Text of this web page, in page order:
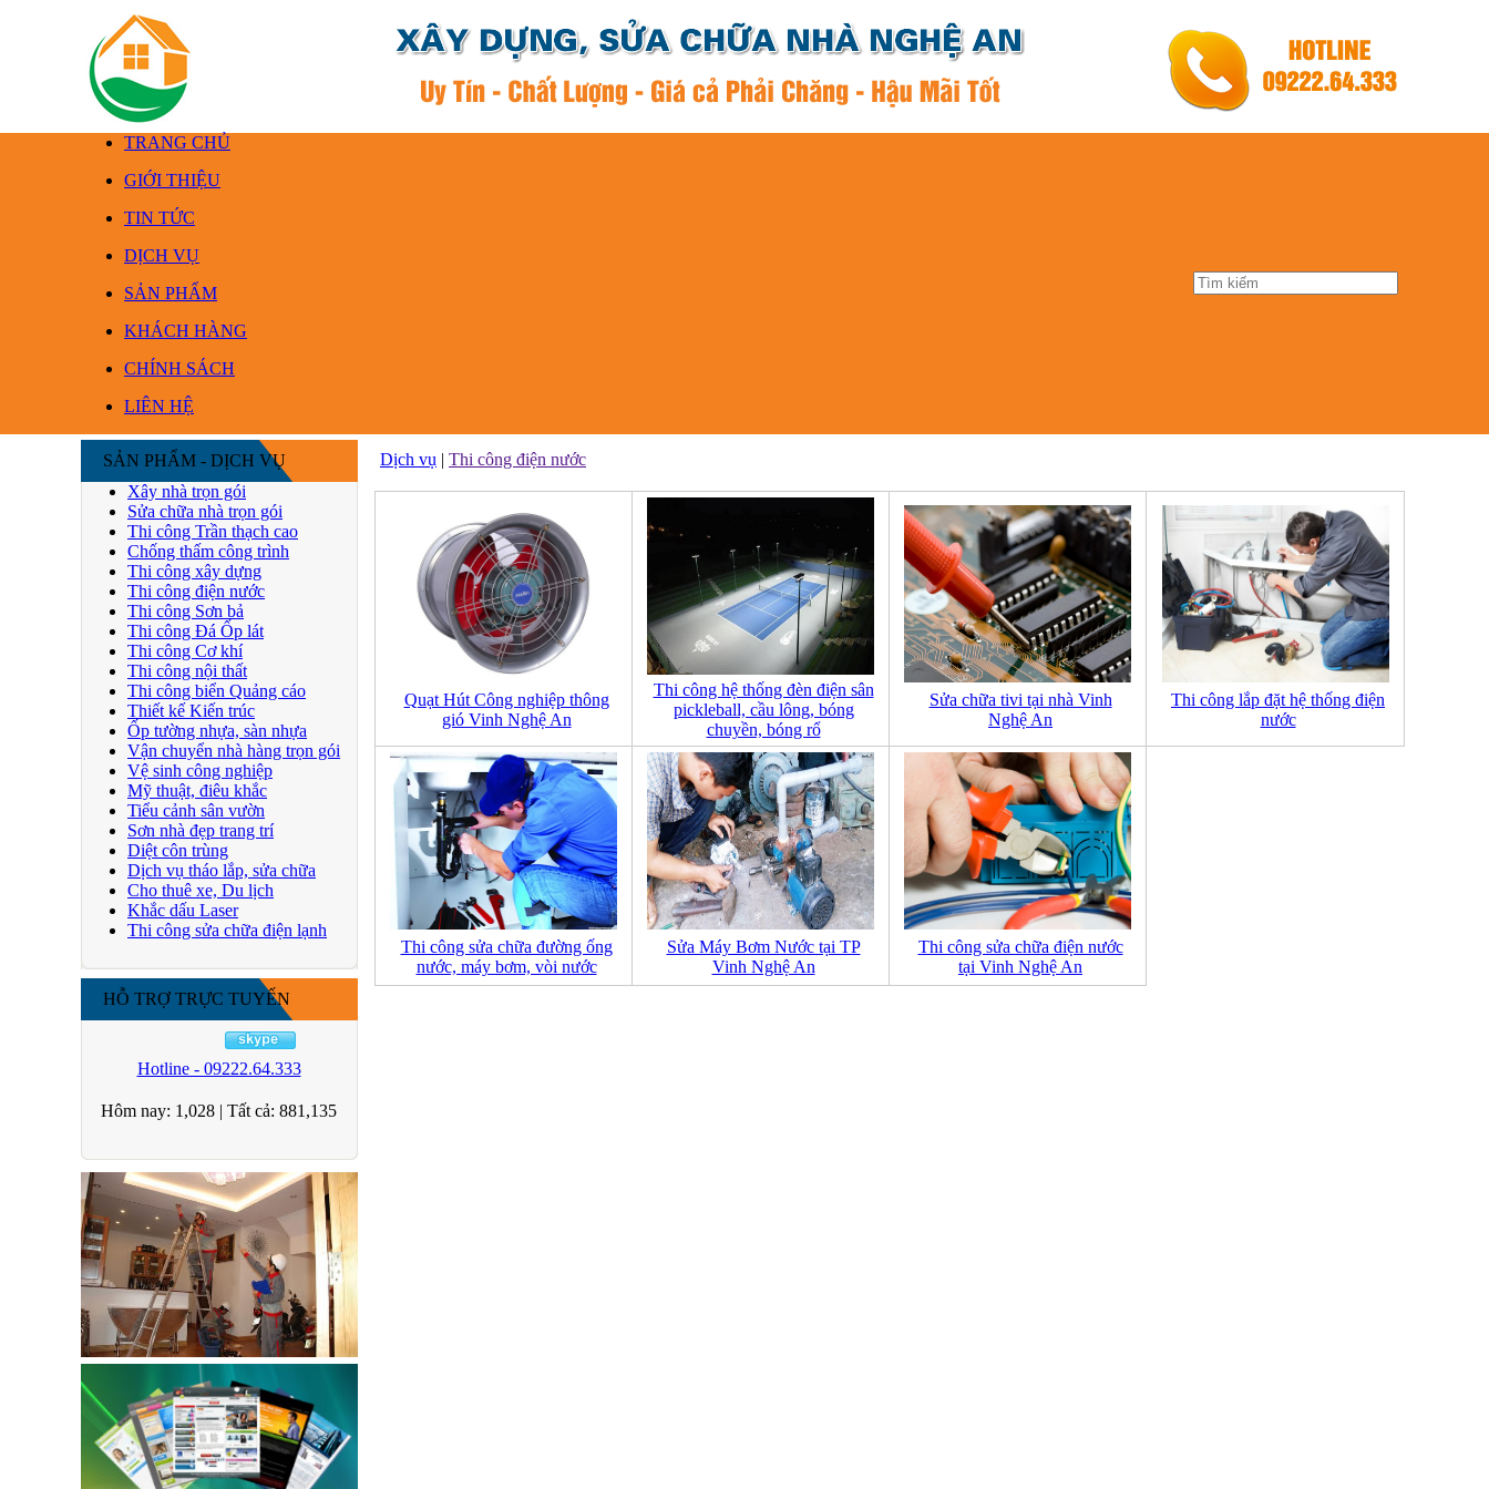
TRANG CHỦ
GIỚI THIỆU
TIN TỨC
DỊCH VỤ
SẢN PHẨM
KHÁCH HÀNG
CHÍNH SÁCH
LIÊN HỆ
SẢN PHẨM - DỊCH VỤ
Xây nhà trọn gói
Sửa chữa nhà trọn gói
Thi công Trần thạch cao
Chống thấm công trình
Thi công xây dựng
Thi công điện nước
Thi công Sơn bả
Thi công Đá Ốp lát
Thi công Cơ khí
Thi công nội thất
Thi công biển Quảng cáo
Thiết kế Kiến trúc
Ốp tường nhựa, sàn nhựa
Vận chuyển nhà hàng trọn gói
Vệ sinh công nghiệp
Mỹ thuật, điêu khắc
Tiểu cảnh sân vườn
Sơn nhà đẹp trang trí
Diệt côn trùng
Dịch vụ tháo lắp, sửa chữa
Cho thuê xe, Du lịch
Khắc dấu Laser
Thi công sửa chữa điện lạnh
HỖ TRỢ TRỰC TUYẾN
Hotline - 09222.64.333
Hôm nay: 1,028 | Tất cả: 881,135
Dịch vụ | Thi công điện nước
Quạt Hút Công nghiệp thông
gió Vinh Nghệ An
Thi công hệ thống đèn điện sân
pickleball, cầu lông, bóng
chuyền, bóng rổ
Sửa chữa tivi tại nhà Vinh
Nghệ An
Thi công lắp đặt hệ thống điện
nước
Thi công sửa chữa đường ống
nước, máy bơm, vòi nước
Sửa Máy Bơm Nước tại TP
Vinh Nghệ An
Thi công sửa chữa điện nước
tại Vinh Nghệ An